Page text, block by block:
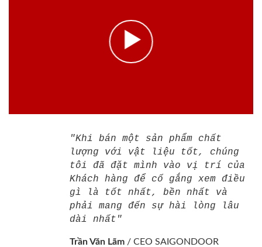
"Khi bán một sản phẩm chất
lượng với vật liệu tốt, chúng
tôi đã đặt mình vào vị trí của
Khách hàng để cố gắng xem điều
gì là tốt nhất, bền nhất và
phải mang đến sự hài lòng lâu
dài nhất"
Trần Văn Lãm / CEO SAIGONDOOR